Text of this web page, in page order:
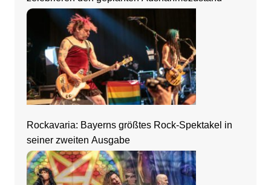
Rockavaria: Bayerns größtes Rock-Spektakel in
seiner zweiten Ausgabe